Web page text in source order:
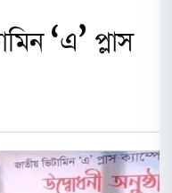
‘এ’ প্লাস